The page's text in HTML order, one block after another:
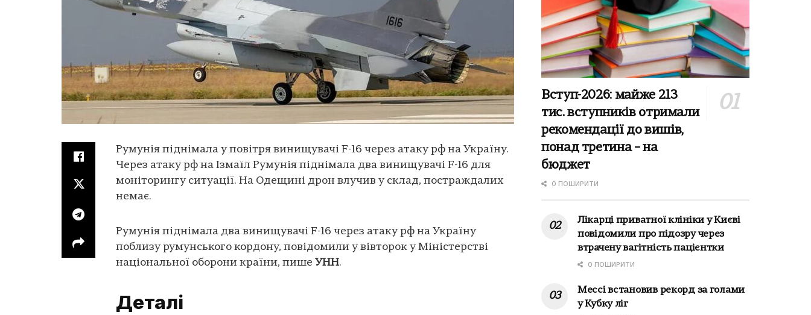
Румунія піднімала у повітря винищувачі F-16 через атаку рф на Україну.
Через атаку рф на Ізмаїл Румунія піднімала два винищувачі F-16 для
моніторингу ситуації. На Одещині дрон влучив у склад, постраждалих
немає.
Румунія піднімала два винищувачі F-16 через атаку рф на Україну
поблизу румунського кордону, повідомили у вівторок у Міністерстві
національної оборони країни, пише УНН.
Деталі
Вступ-2026: майже 213
тис. вступників отримали
рекомендації до вишів,
понад третина – на
бюджет
0 ПОШИРИТИ
Лікарці приватної клініки у Києві
повідомили про підозру через
втрачену вагітність пацієнтки
0 ПОШИРИТИ
Мессі встановив рекорд за голами
у Кубку ліг